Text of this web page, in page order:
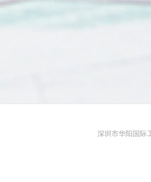
深圳市华阳国际